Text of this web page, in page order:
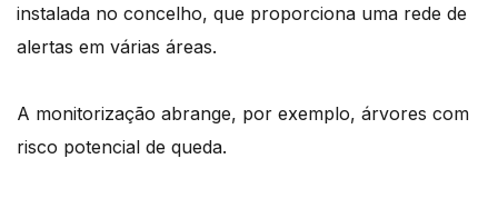
instalada no concelho, que proporciona uma rede de
alertas em várias áreas.
A monitorização abrange, por exemplo, árvores com
risco potencial de queda.